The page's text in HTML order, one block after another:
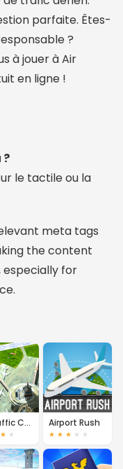
parfaite. Êtes-
?
à jouer à Air
en ligne !
le tactile ou la
meta tags
the content
especially for
Air Traffic Chief 3D
★ ★
Airport Rush
★ ★ ★ ★ ★